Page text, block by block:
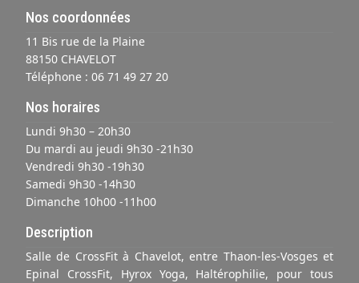
Nos coordonnées
11 Bis rue de la Plaine
88150 CHAVELOT
Téléphone : 06 71 49 27 20
Nos horaires
Lundi 9h30 – 20h30
Du mardi au jeudi 9h30 -21h30
Vendredi 9h30 -19h30
Samedi 9h30 -14h30
Dimanche 10h00 -11h00
Description
Salle de CrossFit à Chavelot, entre Thaon-les-Vosges et
Epinal CrossFit, Hyrox Yoga, Haltérophilie, pour tous